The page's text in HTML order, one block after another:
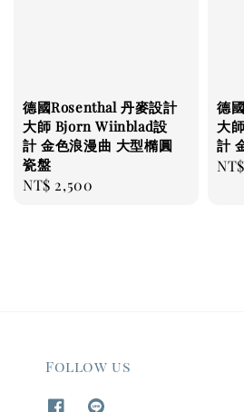
德國Rosenthal 丹麥設計
大師 Bjorn Wiinblad設
計 金色浪漫曲 大型橢圓
瓷盤
Regular
NT$ 2,500
德
大
計
Follow us